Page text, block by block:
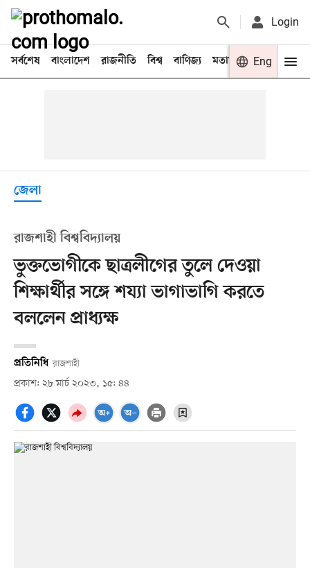
Login
সর্বশেষ বাংলাদেশ রাজনীতি বিশ্ব বাণিজ্য মতামত খেলা
Eng
জেলা
রাজশাহী বিশ্ববিদ্যালয়
ভুক্তভোগীকে ছাত্রলীগের তুলে দেওয়া
শিক্ষার্থীর সঙ্গে শয্যা ভাগাভাগি করতে
বললেন প্রাধ্যক্ষ
প্রতিনিধি রাজশাহী
প্রকাশ: ২৮ মার্চ ২০২৩, ১৫: ৪৪